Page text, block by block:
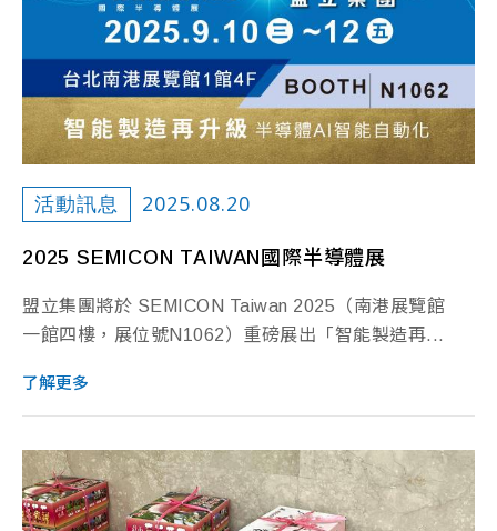
活動訊息 2025.08.20
2025 SEMICON TAIWAN國際半導體展
盟立集團將於 SEMICON Taiwan 2025（南港展覽館
一館四樓，展位號N1062）重磅展出「智能製造再...
了解更多